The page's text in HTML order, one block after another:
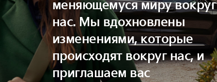
меняющемуся миру вокруг
нас. Мы вдохновлены
изменениями, которые
происходят вокруг нас, и
приглашаем вас